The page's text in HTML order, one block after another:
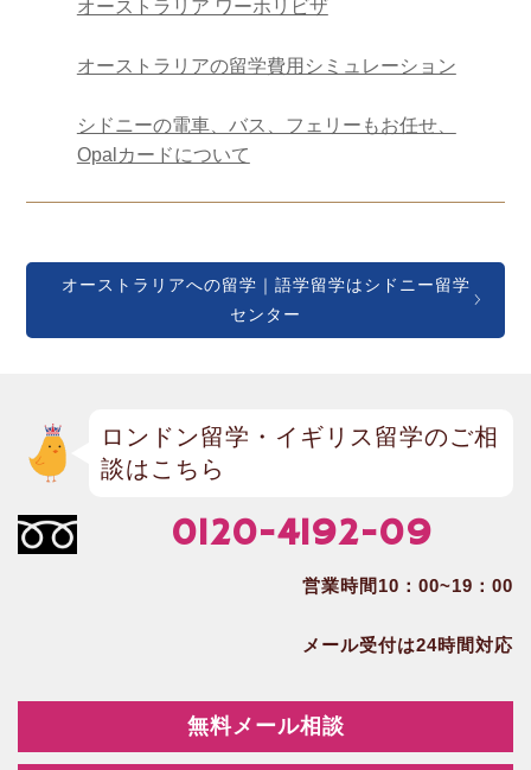
オーストラリア ワーホリビザ
オーストラリアの留学費用シミュレーション
シドニーの電車、バス、フェリーもお任せ、
Opalカードについて
オーストラリアへの留学｜語学留学はシドニー留学
センター
ロンドン留学・イギリス留学のご相
談はこちら
0120-4192-09
営業時間10：00~19：00
メール受付は24時間対応
無料メール相談